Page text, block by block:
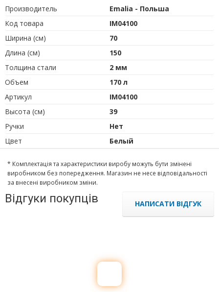
Производитель
Emalia - Польша
Код товара
IM04100
Ширина (см)
70
Длина (см)
150
Толщина стали
2 мм
Объем
170 л
Артикул
IM04100
Высота (см)
39
Ручки
Нет
Цвет
Белый
* Комплектація та характеристики виробу можуть бути змінені
виробником без попередження. Магазин не несе відповідальності
за внесені виробником зміни.
Відгуки покупців НАПИСАТИ ВІДГУК